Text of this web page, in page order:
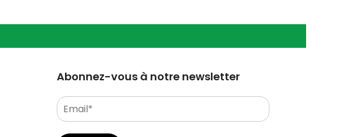
Abonnez-vous à notre newsletter